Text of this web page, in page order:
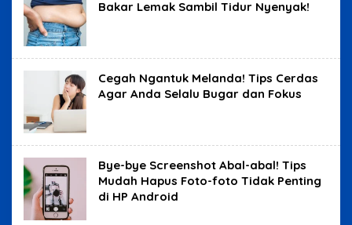
Bakar Lemak Sambil Tidur Nyenyak!
Cegah Ngantuk Melanda! Tips Cerdas
Agar Anda Selalu Bugar dan Fokus
Bye-bye Screenshot Abal-abal! Tips
Mudah Hapus Foto-foto Tidak Penting
di HP Android